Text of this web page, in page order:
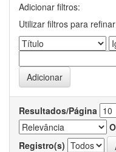
Adicionar filtros:
Utilizar filtros para
Resultados/Página
Registro(s)